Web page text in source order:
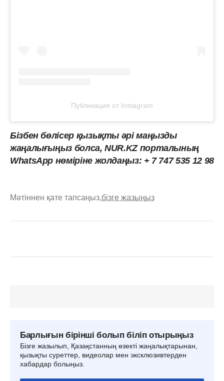
Публикация от Instagram
Бізбен бөлісер қызықты әрі маңызды
жаңалығыңыз болса, NUR.KZ порталының
WhatsApp нөміріне жолдаңыз: + 7 747 535 12 98
Мәтіннен қате тапсаңыз,бізге жазыңыз
Барлығын бірінші болып біліп отырыңыз
Бізге жазылып, Қазақстанның өзекті жаңалықтарынан,
қызықты суреттер, видеолар мен эксклюзивтерден
хабардар болыңыз.